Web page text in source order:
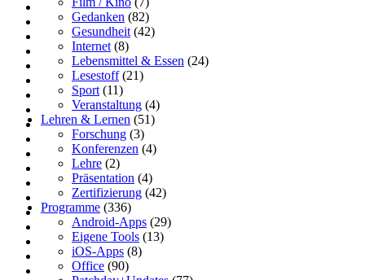
Gedanken (82)
Gesundheit (42)
Internet (8)
Lebensmittel & Essen (24)
Lesestoff(21)
Sport (11)
Veranstaltung (4)
Lehren & Lernen (51)
Forschung (3)
Konferenzen (4)
Lehre (2)
Präsentation (4)
Zertifizierung (42)
Programme (336)
Android-Apps (29)
Eigene Tools (13)
iOS-Apps (8)
Office (90)